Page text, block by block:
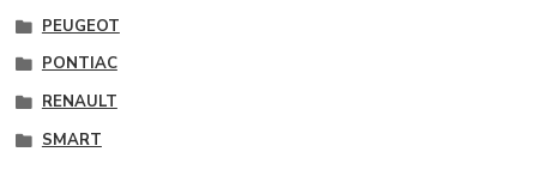
PEUGEOT
PONTIAC
RENAULT
SMART